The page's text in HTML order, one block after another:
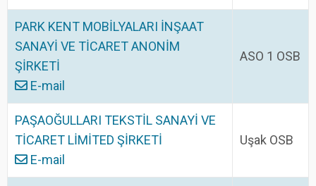
PARK KENT MOBİLYALARI İNŞAAT
SANAYİ VE TİCARET ANONİM
ŞİRKETİ
E-mail
ASO 1 OSB
PAŞAOĞULLARI TEKSTİL SANAYİ VE
TİCARET LİMİTED ŞİRKETİ
E-mail
Uşak OSB